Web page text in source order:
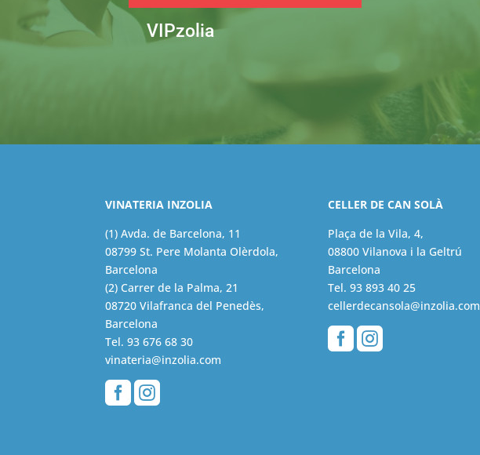
VIPzolia
VINATERIA INZOLIA
(1) Avda. de Barcelona, 11
08799 St. Pere Molanta Olèrdola,
Barcelona
(2) Carrer de la Palma, 21
08720 Vilafranca del Penedès,
Barcelona
Tel.93 676 68 30
vinateria@inzolia.com

CELLER DE CAN SOLÀ
Plaça de la Vila, 4,
08800 Vilanova i la Geltrú
Barcelona
Tel. 93 893 40 25
cellerdecansola@inzolia.com
